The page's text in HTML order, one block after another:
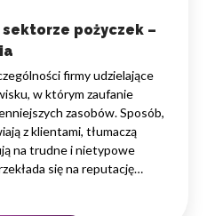
pożyczek –
firmy udzielające
w którym zaufanie
zasobów. Sposób,
z klientami, tłumaczą
na trudne i nietypowe
się na reputację